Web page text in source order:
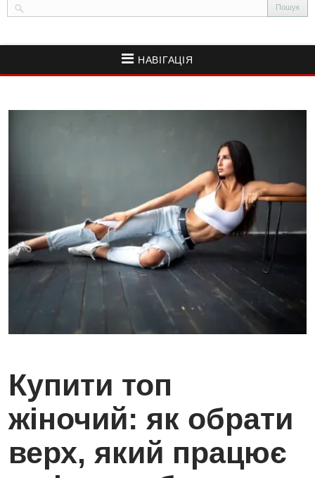
НАВІГАЦІЯ
Купити топ
жіночий: як обрати
верх, який працює